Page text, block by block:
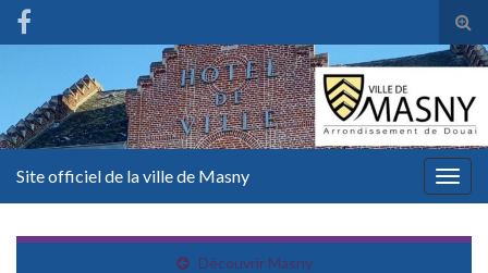
Site officiel de la ville de Masny
Découvrir Masny